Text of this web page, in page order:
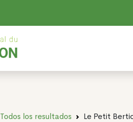
Todos los resultados Le Petit